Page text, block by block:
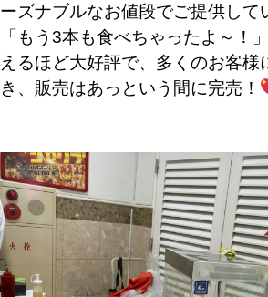
ーズナブルなお値段でご提供して
「もう3本も食べちゃったよ～！
えるほど大好評で、多くのお客様
き、販売はあっという間に完売！